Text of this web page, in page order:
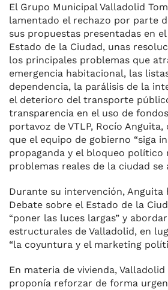
El Grupo Municipal Valladolid
lamentado el rechazo por parte
sus propuestas presentadas en
Estado de la Ciudad, unas
los principales problemas que
emergencia habitacional, las
dependencia, la parálisis de la
el deterioro del transporte
transparencia en el uso de
portavoz de VTLP, Rocío
que el equipo de gobierno “siga
propaganda y el bloqueo político
problemas reales de la ciudad se
Durante su intervención, Anguita
Debate sobre el Estado de la
“poner las luces largas” y
estructurales de Valladolid, en
“la coyuntura y el marketing
En materia de vivienda,
proponía reforzar de forma